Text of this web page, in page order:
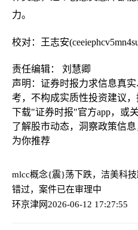
力。
校对：王志安
责任编辑： 刘慧卿
声明：证券时报力求信息真
考，不构成实质性投资建议
下载"证券时报"官方app，或
了解股市动态，洞察政策信息
为你推荐
mlcc概念{震}荡下跌，洁美科技
错过，案件已在审理中
环京津网2026-06-12 17:27:55